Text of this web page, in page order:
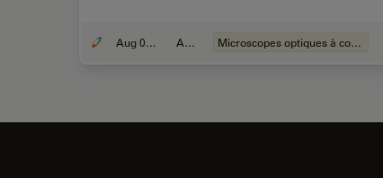
Aug 06, 2008 Article Microscopes optiques à contraste de phase